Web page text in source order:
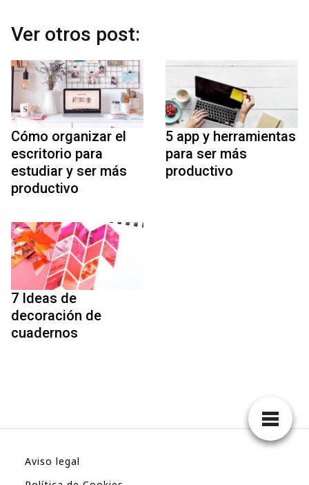
Ver otros post:
Cómo organizar el
escritorio para
estudiar y ser más
productivo
5 app y herramientas
para ser más
productivo
7 Ideas de
decoración de
cuadernos
Aviso legal